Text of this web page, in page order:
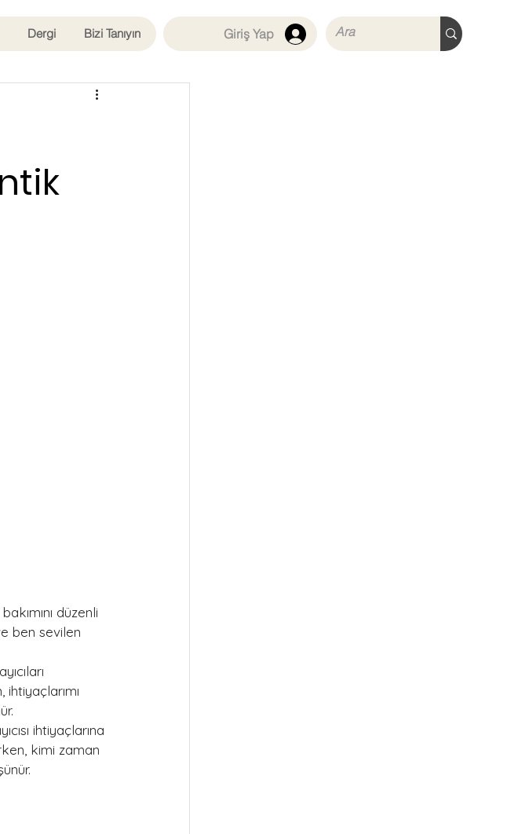
Dergi Bizi Tanıyın Giriş Yap
düzenli
ben sevilen
ihtiyaçlarına
kimi zaman